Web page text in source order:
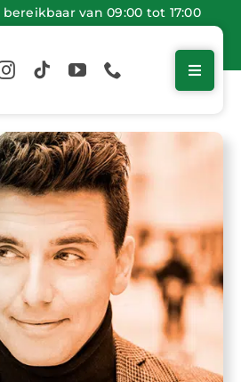
van 09:00 tot 17:00